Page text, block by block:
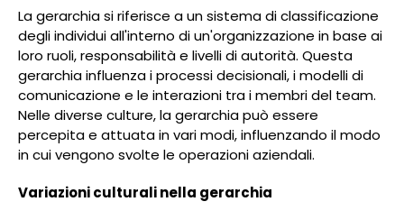
La gerarchia si riferisce a un sistema di classificazione
degli individui all'interno di un'organizzazione in base ai
loro ruoli, responsabilità e livelli di autorità. Questa
gerarchia influenza i processi decisionali, i modelli di
comunicazione e le interazioni tra i membri del team.
Nelle diverse culture, la gerarchia può essere
percepita e attuata in vari modi, influenzando il modo
in cui vengono svolte le operazioni aziendali.
Variazioni culturali nella gerarchia